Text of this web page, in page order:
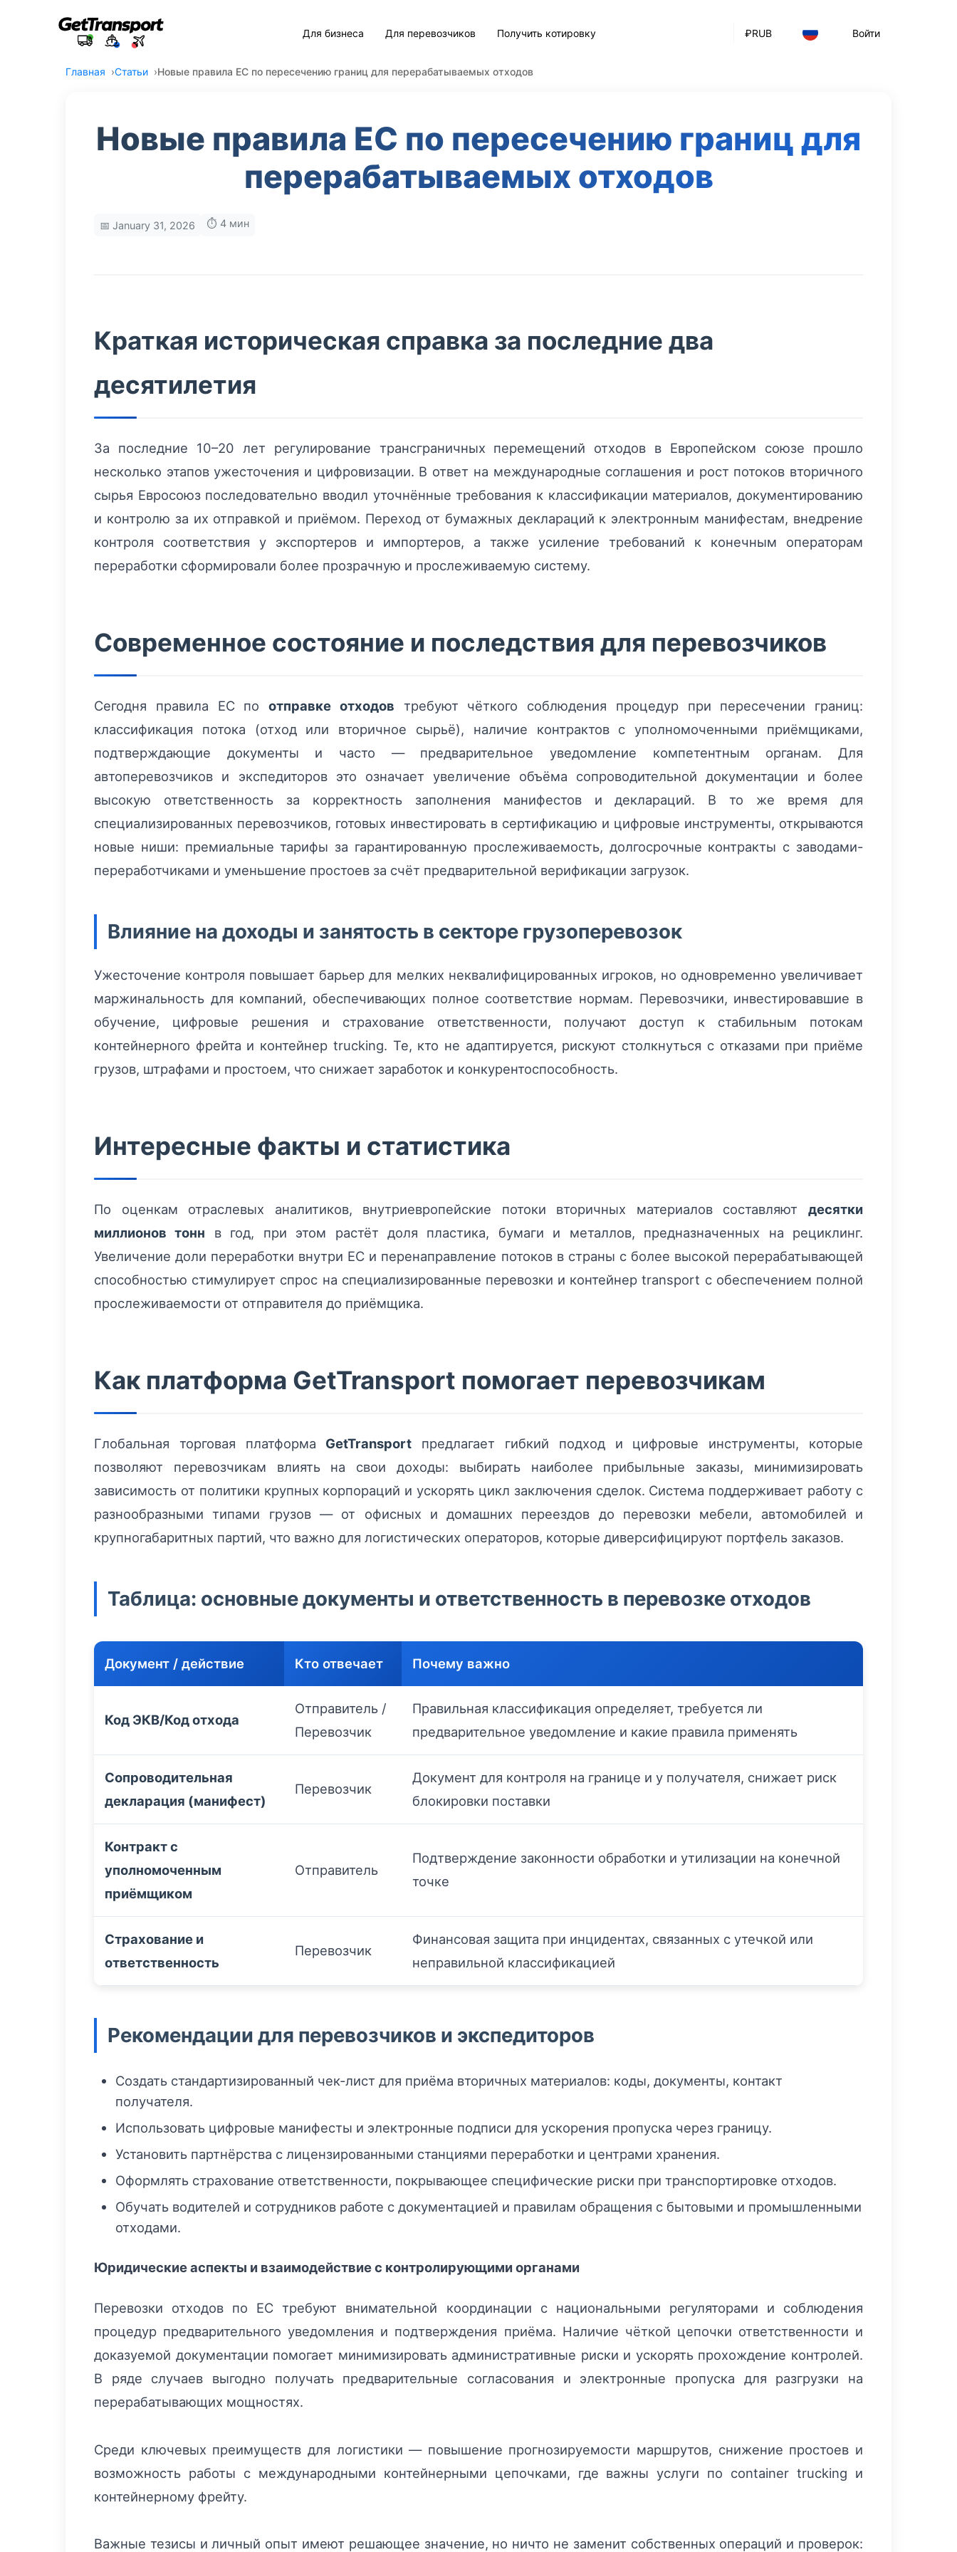
₽RUB Войти
Для бизнеса Для перевозчиков Получить котировку
Главная Статьи Новые правила ЕС по пересечению границ для перерабатываемых отходов
Новые правила ЕС по пересечению границ для
перерабатываемых отходов
📅 January 31, 2026 ⏱️ 4 мин
Краткая историческая справка за последние два
десятилетия
За последние 10–20 лет регулирование трансграничных перемещений отходов в Европейском союзе прошло
несколько этапов ужесточения и цифровизации. В ответ на международные соглашения и рост потоков вторичного
сырья Евросоюз последовательно вводил уточнённые требования к классификации материалов, документированию
и контролю за их отправкой и приёмом. Переход от бумажных деклараций к электронным манифестам, внедрение
контроля соответствия у экспортеров и импортеров, а также усиление требований к конечным операторам
переработки сформировали более прозрачную и прослеживаемую систему.
Современное состояние и последствия для перевозчиков
Сегодня правила ЕС по отправке отходов требуют чёткого соблюдения процедур при пересечении границ:
классификация потока (отход или вторичное сырьё), наличие контрактов с уполномоченными приёмщиками,
подтверждающие документы и часто — предварительное уведомление компетентным органам. Для
автоперевозчиков и экспедиторов это означает увеличение объёма сопроводительной документации и более
высокую ответственность за корректность заполнения манифестов и деклараций. В то же время для
специализированных перевозчиков, готовых инвестировать в сертификацию и цифровые инструменты, открываются
новые ниши: премиальные тарифы за гарантированную прослеживаемость, долгосрочные контракты с заводами-
переработчиками и уменьшение простоев за счёт предварительной верификации загрузок.
Влияние на доходы и занятость в секторе грузоперевозок
Ужесточение контроля повышает барьер для мелких неквалифицированных игроков, но одновременно увеличивает
маржинальность для компаний, обеспечивающих полное соответствие нормам. Перевозчики, инвестировавшие в
обучение, цифровые решения и страхование ответственности, получают доступ к стабильным потокам
контейнерного фрейта и контейнер trucking. Те, кто не адаптируется, рискуют столкнуться с отказами при приёме
грузов, штрафами и простоем, что снижает заработок и конкурентоспособность.
Интересные факты и статистика
По оценкам отраслевых аналитиков, внутриевропейские потоки вторичных материалов составляют десятки
миллионов тонн в год, при этом растёт доля пластика, бумаги и металлов, предназначенных на рециклинг.
Увеличение доли переработки внутри ЕС и перенаправление потоков в страны с более высокой перерабатывающей
способностью стимулирует спрос на специализированные перевозки и контейнер transport с обеспечением полной
прослеживаемости от отправителя до приёмщика.
Как платформа GetTransport помогает перевозчикам
Глобальная торговая платформа GetTransport предлагает гибкий подход и цифровые инструменты, которые
позволяют перевозчикам влиять на свои доходы: выбирать наиболее прибыльные заказы, минимизировать
зависимость от политики крупных корпораций и ускорять цикл заключения сделок. Система поддерживает работу с
разнообразными типами грузов — от офисных и домашних переездов до перевозки мебели, автомобилей и
крупногабаритных партий, что важно для логистических операторов, которые диверсифицируют портфель заказов.
Таблица: основные документы и ответственность в перевозке отходов
Документ / действие Кто отвечает Почему важно
Код ЭКВ/Код отхода
Отправитель /
Перевозчик
Правильная классификация определяет, требуется ли
предварительное уведомление и какие правила применять
Сопроводительная
декларация (манифест)
Перевозчик
Документ для контроля на границе и у получателя, снижает риск
блокировки поставки
Контракт с
уполномоченным
приёмщиком
Отправитель
Подтверждение законности обработки и утилизации на конечной
точке
Страхование и
ответственность
Перевозчик
Финансовая защита при инцидентах, связанных с утечкой или
неправильной классификацией
Рекомендации для перевозчиков и экспедиторов
Создать стандартизированный чек‑лист для приёма вторичных материалов: коды, документы, контакт
получателя.
Использовать цифровые манифесты и электронные подписи для ускорения пропуска через границу.
Установить партнёрства с лицензированными станциями переработки и центрами хранения.
Оформлять страхование ответственности, покрывающее специфические риски при транспортировке отходов.
Обучать водителей и сотрудников работе с документацией и правилам обращения с бытовыми и промышленными
отходами.
Юридические аспекты и взаимодействие с контролирующими органами
Перевозки отходов по ЕС требуют внимательной координации с национальными регуляторами и соблюдения
процедур предварительного уведомления и подтверждения приёма. Наличие чёткой цепочки ответственности и
доказуемой документации помогает минимизировать административные риски и ускорять прохождение контролей.
В ряде случаев выгодно получать предварительные согласования и электронные пропуска для разгрузки на
перерабатывающих мощностях.
Среди ключевых преимуществ для логистики — повышение прогнозируемости маршрутов, снижение простоев и
возможность работы с международными контейнерными цепочками, где важны услуги по container trucking и
контейнерному фрейту.
Важные тезисы и личный опыт имеют решающее значение, но ничто не заменит собственных операций и проверок: